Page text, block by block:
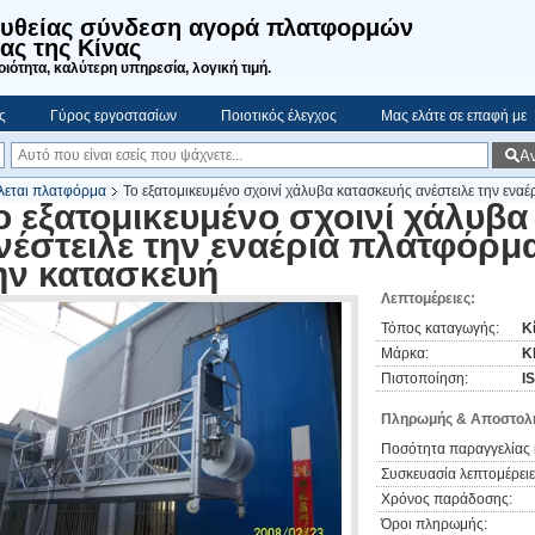
σύνδεση αγορά πλατφορμών
της Κίνας
καλύτερη υπηρεσία, λογική τιμή.
Γύρος εργοστασίων Ποιοτικός έλεγχος Μας ελάτε σε επαφή με
πλατφόρμα Το εξατομικευμένο σχοινί χάλυβα κατασκευής ανέστειλε την
εξατομικευμένο σχοινί
την εναέρια
κατασκευή
Λεπτομέρειες:
Τόπος καταγωγής:
Μάρκα:
Πιστοποίηση:
Πληρωμής &
Ποσότητα παραγγελίας
Συσκευασία
Χρόνος παράδοσης:
Όροι πληρωμής: